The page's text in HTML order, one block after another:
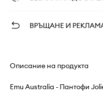
ВРЪЩАНЕ И
Описание на продукта
Emu Australia - Пантофи